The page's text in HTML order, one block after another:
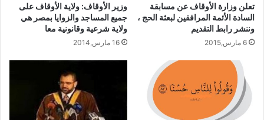
تعلن وزارة الأوقاف عن مسابقة
السادة الأئمة المرافقين لبعثة الحج ،
وننشر رابط التقديم
6 مارس,2015
وزير الأوقاف: ولاية الأوقاف على
جميع المساجد والزوايا بمصر هي
ولاية شرعية وقانونية معا
16 مارس,2014